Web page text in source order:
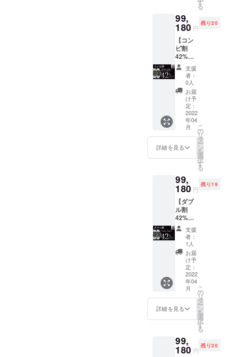
す。
す
る
99,
180 円
残り20
【コン
ビ割
42%OF
F】限定
２０
名
Norther
n Light
x 1 ＋
Arctic
Ocean
x 1 値
段：
99,180
円（税
込） お
送料込
みの価
格で
す。
支援
者：
0人
お届
け予
定：
2022
年04
月
詳細を見る
こ
の
リ
タ
ー
ン
を
選
択
す
る
99,
180 円
残り19
【ダブ
ル割
42%OF
F】限定
２０
名
Norther
n Light
x 2 値
段：
99,180
円（税
込） お
値段は
送料込
みの価
す。
支援
者：
1人
お届
け予
定：
2022
年04
月
詳細を見る
こ
の
リ
タ
ー
ン
を
選
択
す
る
99,
180 円
残り20